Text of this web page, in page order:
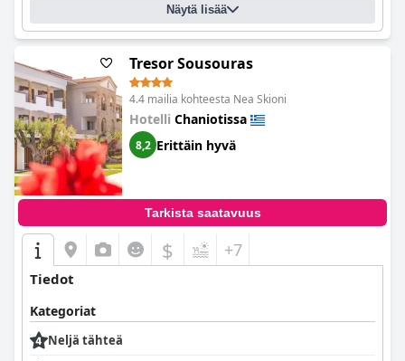
Näytä lisää
Tresor Sousouras
4.4 mailia kohteesta Nea Skioni
Hotelli Chaniotissa
8,2 Erittäin hyvä
Tarkista saatavuus
$ +7
Tiedot
Kategoriat
Neljä tähteä